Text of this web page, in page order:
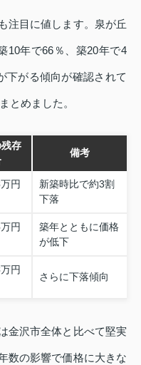
注目に値します。泉が丘
10年で66％、築20年で4
下がる傾向が確認されて
とめました。
存
備考
円
新築時比で約3割
下落
円
築年とともに価格
が低下
円
さらに下落傾向
金沢市全体と比べて堅実
数の影響で価格に大きな